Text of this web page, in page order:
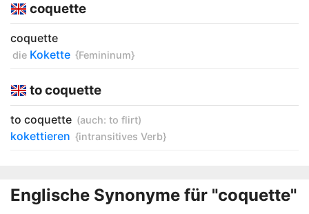
coquette
coquette
die Kokette {Femininum}
to coquette
to coquette (auch: to flirt)
kokettieren {intransitives Verb}
Englische Synonyme für "coquette"